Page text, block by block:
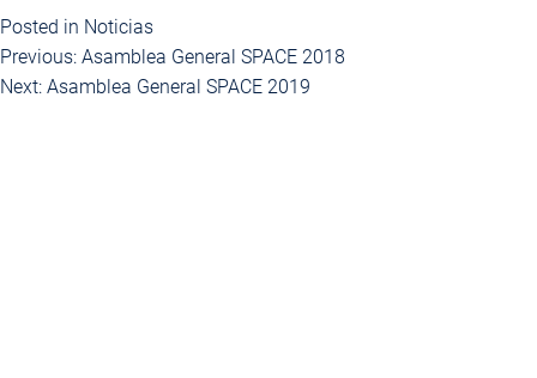
Posted in Noticias
Navegación
Previous: Asamblea General SPACE 2018
Next: Asamblea General SPACE 2019